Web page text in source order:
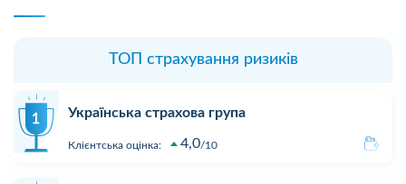
ТОП страхування ризиків
Українська страхова група
Клієнтська оцінка: 4,0 10